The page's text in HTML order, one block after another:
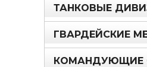
ТАНКОВЫЕ
ГВАРДЕЙСКИЕ
КОМАНДУЮЩИЕ